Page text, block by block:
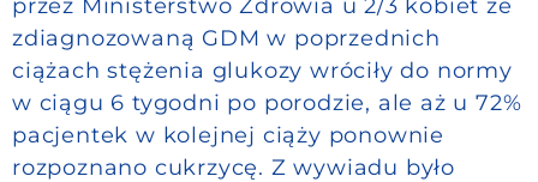
przez Ministerstwo Zdrowia u 2/3 kobiet ze
zdiagnozowaną GDM w poprzednich
ciążach stężenia glukozy wróciły do normy
w ciągu 6 tygodni po porodzie, ale aż u 72%
pacjentek w kolejnej ciąży ponownie
rozpoznano cukrzycę. Z wywiadu było